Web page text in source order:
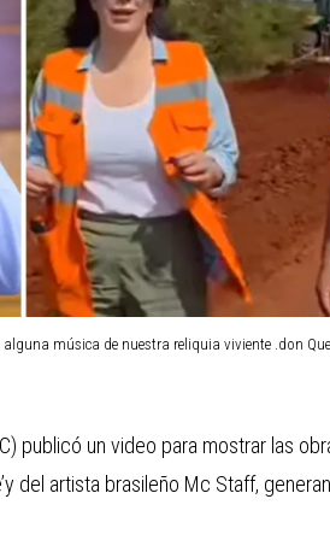
música de nuestra reliquia viviente .don
publicó un video para mostrar las
del artista brasileño Mc Staff,